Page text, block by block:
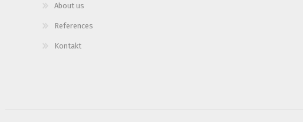
About us
References
Kontakt